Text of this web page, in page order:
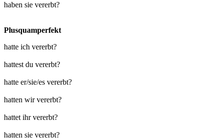
haben sie vererbt?
Plusquamperfekt
hatte ich vererbt?
hattest du vererbt?
hatte er/sie/es vererbt?
hatten wir vererbt?
hattet ihr vererbt?
hatten sie vererbt?